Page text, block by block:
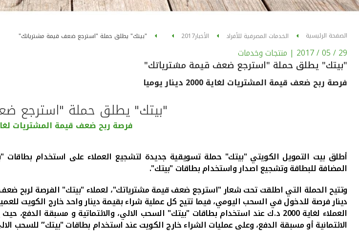
الصفحة الرئيسية الخدمات المصرفية للأفراد الأخبار2017 "بيتك" يطلق حملة "استرجع ضعف قيمة مشترياتك"
29 / 05 / 2017 | منتجات وخدمات
"بيتك" يطلق حملة "استرجع ضعف قيمة مشترياتك"
فرصة ربح ضعف قيمة المشتريات لغاية 2000 دينار يوميا
"بيتك" يطلق حملة "استرجع
فرصة ربح ضعف قيمة المشتريات لغاية 2000 دينار
أطلق بيت التمويل الكويتي "بيتك" حملة تسويقية جديدة لتشجيع العملاء على استخدام بطاقات
المضافة للبطاقة وتشجيع اصدار واستخدام بطاقات "بيتك".
وتتيح الحملة التي اطلقت تحت شعار "استرجع ضعف قيمة مشترياتك"، لعملاء "بيتك" الفرصة لربح ضعف قيمة
العملاء لغاية 2000 د.ك عند استخدام بطاقات "بيتك" السحب الالي، والائتماتية و
الائتمانية أو مسبقة الدفع، وعلى عمليات الشراء خارج الكويت عند استخدام بطاقات "بيتك″ للسحب الالي. وتستمر الحملة